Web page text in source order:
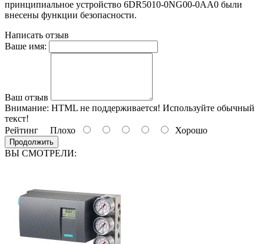
принципиальное устройство 6DR5010-0NG00-0AA0 были
внесены функции безопасности.
Написать отзыв
Ваше имя:
Ваш отзыв
Внимание: HTML не поддерживается! Используйте обычный
текст!
Рейтинг Плохо Хорошо
Продолжить
ВЫ СМОТРЕЛИ: